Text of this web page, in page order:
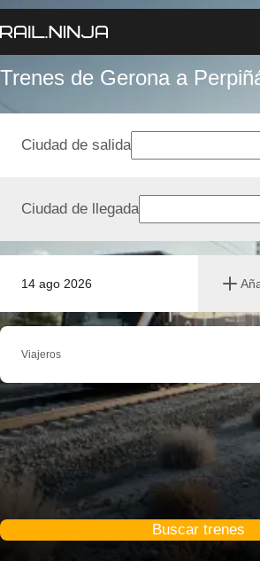
Trenes de Gerona a
14 ago 2026
Ciudad de salida
Ciudad de llegada
Viajeros
Buscar trenes